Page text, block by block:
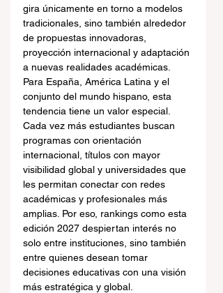
gira únicamente en torno a modelos
tradicionales, sino también alrededor
de propuestas innovadoras,
proyección internacional y adaptación
a nuevas realidades académicas.
Para España, América Latina y el
conjunto del mundo hispano, esta
tendencia tiene un valor especial.
Cada vez más estudiantes buscan
programas con orientación
internacional, títulos con mayor
visibilidad global y universidades que
les permitan conectar con redes
académicas y profesionales más
amplias. Por eso, rankings como esta
edición 2027 despiertan interés no
solo entre instituciones, sino también
entre quienes desean tomar
decisiones educativas con una visión
más estratégica y global.